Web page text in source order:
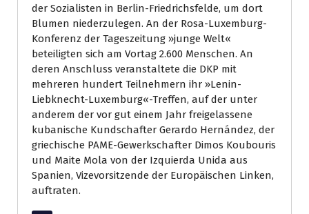
der Sozialisten in Berlin-Friedrichsfelde, um dort
Blumen niederzulegen. An der Rosa-Luxemburg-
Konferenz der Tageszeitung »junge Welt«
beteiligten sich am Vortag 2.600 Menschen. An
deren Anschluss veranstaltete die DKP mit
mehreren hundert Teilnehmern ihr »Lenin-
Liebknecht-Luxemburg«-Treffen, auf der unter
anderem der vor gut einem Jahr freigelassene
kubanische Kundschafter Gerardo Hernández, der
griechische PAME-Gewerkschafter Dimos Koubouris
und Maite Mola von der Izquierda Unida aus
Spanien, Vizevorsitzende der Europäischen Linken,
auftraten.